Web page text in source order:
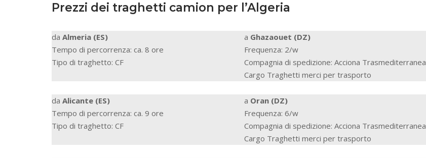
Prezzi dei traghetti camion per l’Algeria
da Almeria (ES) a Ghazaouet (DZ)
Tempo di percorrenza: ca. 8 ore
Frequenza: 2/w
Tipo di traghetto: CF
Compagnia di spedizione: Acciona Trasmediterranea
Cargo Traghetti merci per trasporto
da Alicante (ES) a Oran (DZ)
Tempo di percorrenza: ca. 9 ore
Frequenza: 6/w
Tipo di traghetto: CF
Compagnia di spedizione: Acciona Trasmediterranea
Cargo Traghetti merci per trasporto